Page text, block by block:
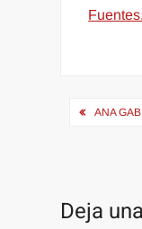
Fuentes.
ANA
Deja